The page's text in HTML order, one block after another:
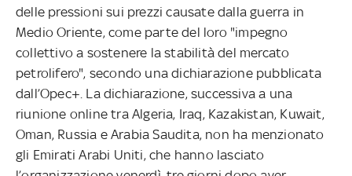
delle pressioni sui prezzi causate dalla guerra in
Medio Oriente, come parte del loro "impegno
collettivo a sostenere la stabilità del mercato
petrolifero", secondo una dichiarazione pubblicata
dall’Opec+. La dichiarazione, successiva a una
riunione online tra Algeria, Iraq, Kazakistan, Kuwait,
Oman, Russia e Arabia Saudita, non ha menzionato
gli Emirati Arabi Uniti, che hanno lasciato